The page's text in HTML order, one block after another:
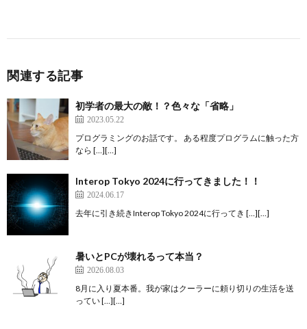
関連する記事
初学者の最大の敵！？色々な「省略」
2023.05.22
プログラミングのお話です。 ある程度プログラムに触った方
なら […][…]
Interop Tokyo 2024に行ってきました！！
2024.06.17
去年に引き続きInterop Tokyo 2024に行ってき […][…]
暑いとPCが壊れるって本当？
2026.08.03
8月に入り夏本番。我が家はクーラーに頼り切りの生活を送
ってい […][…]